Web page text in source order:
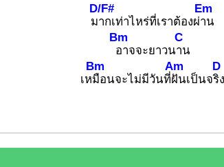
ม
D/F#
ากเท่าไหร่ที่เราต้องผ่
Em
าน
Bm
อาจจะยาวน
C
าน
เห
Bm
มือนจะไม่มีวันที่
Am
ฝันเป็นจ
D
ริง